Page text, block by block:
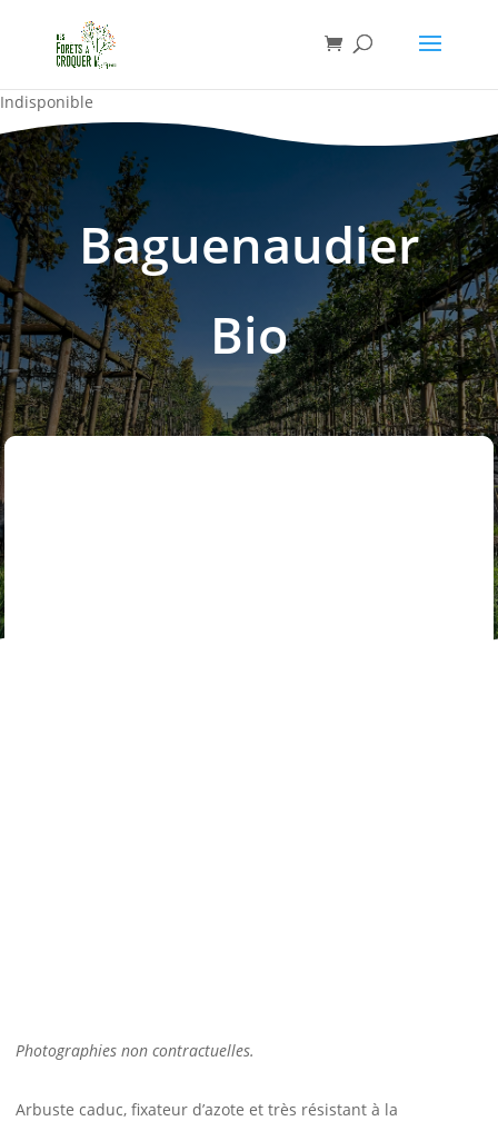
Indisponible
Baguenaudier
Bio
Photographies non contractuelles.
Arbuste caduc, fixateur d’azote et très résistant à la